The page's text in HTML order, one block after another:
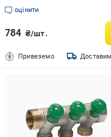
CL062100201N)
оцінити
784 ₴/шт.
Привеземо